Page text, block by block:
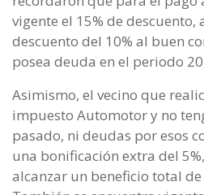
vigente el 15% de descuento,
descuento del 10% al buen
posea deuda en el periodo
Asimismo, el vecino que
impuesto Automotor y no
pasado, ni deudas por esos
una bonificación extra del
alcanzar un beneficio total de